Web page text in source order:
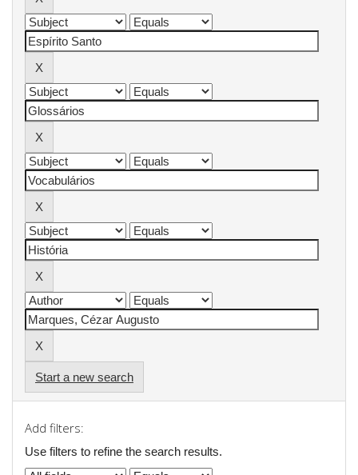
Start a new search
Add filters:
Use filters to refine the search results.